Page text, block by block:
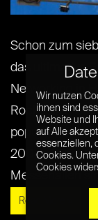
Schon zum
das ultimative
Networking in
Rockstars
populär
200 auf über
Messehallen
Read More »
Wir nutzen
ihnen sind
Website und
auf Alle
essenziellen,
Cookies.
Cookies